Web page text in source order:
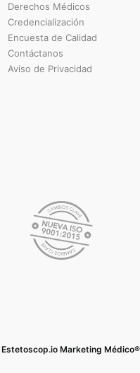
Derechos Médicos
Credencialización
Encuesta de Calidad
Contáctanos
Aviso de Privacidad
Estetoscop.io Marketing Médico®